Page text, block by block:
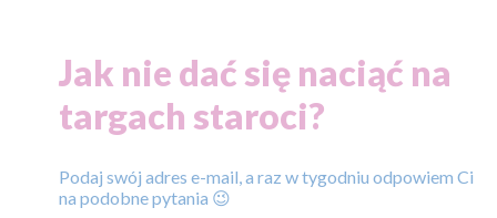
Jak nie dać się naciąć na
targach staroci?
Podaj swój adres e-mail, a raz w tygodniu odpowiem Ci
na podobne pytania 😉